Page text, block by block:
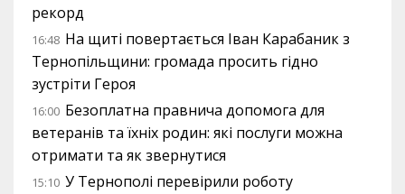
рекорд
16:48 На щиті повертається Іван Карабаник з
Тернопільщини: громада просить гідно
зустріти Героя
16:00 Безоплатна правнича допомога для
ветеранів та їхніх родин: які послуги можна
отримати та як звернутися
15:10 У Тернополі перевірили роботу